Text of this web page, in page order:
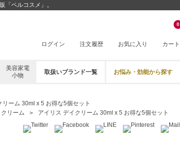
「ベルコスメ」。
ログイン 注文履歴 お気に入り カート
0
美容家電
小物
取扱いブランド一覧 お悩み・効能から探す
リーム 30ml x 5 お得な5個セット
リーム アイリス デイクリーム 30ml x 5 お得な5個セット